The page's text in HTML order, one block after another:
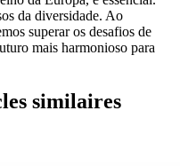
da diversidade. Ao
superar os desafios de
mais harmonioso para
similaires